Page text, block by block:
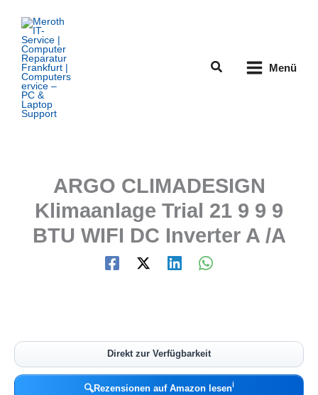
Inhalt
springen
Suchen Menü
ARGO CLIMADESIGN
Klimaanlage Trial 21 9 9 9
BTU WIFI DC Inverter A /A
Direkt zur Verfügbarkeit
🔍Rezensionen auf Amazon lesenℹ︎